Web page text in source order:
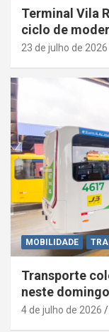
Terminal Vila
ciclo de
23 de julho de 2026
MOBILIDADE
Transporte
neste
4 de julho de 2026